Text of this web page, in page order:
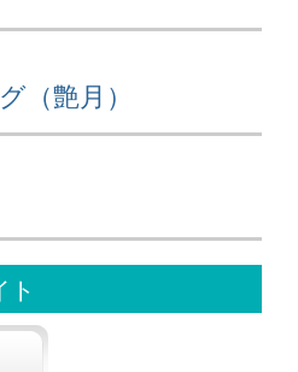
（艶月）